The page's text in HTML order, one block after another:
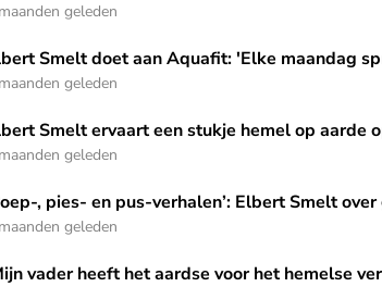
geleden
aan Aquafit: 'Elke maandag spring ik met
Smelt doet aan Aquafit: 'Elke maandag
geleden
een stukje hemel op aarde op een schip
Smelt ervaart een stukje hemel op aarde
geleden
pus-verhalen’: Elbert Smelt over gesprekken
, pies- en pus-verhalen’: Elbert Smelt
geleden
het aardse voor het hemelse verruild': Elbert
vader heeft het aardse voor het hemelse